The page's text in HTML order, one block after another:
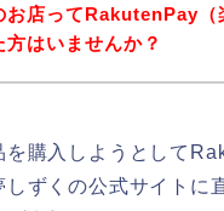
お店ってRakutenPay（
はいませんか？
購入しようとして
ずくの公式サイトに